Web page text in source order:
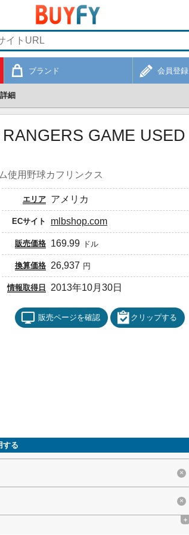
ブランド 会員登録
細
GAME USED
使用野球カフリンクス
エリア アメリカ
ECサイト mlbshop.com
販売価格 169.99 ドル
換算価格 26,937 円
情報取得日 2013年10月30日
販売ページを確認 クリップする
する
×
×
+